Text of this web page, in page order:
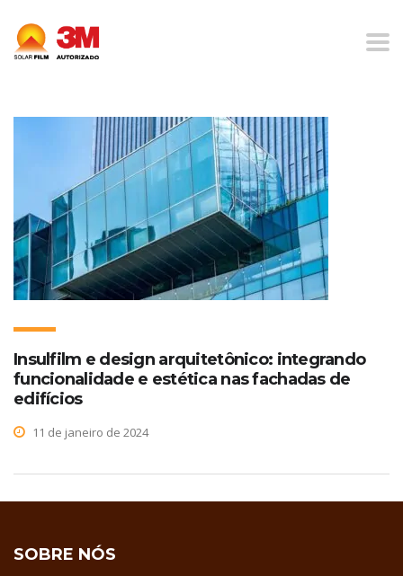
Home Blog
Insulfilm e design arquitetônico: integrando
funcionalidade e estética nas fachadas de
edifícios
11 de janeiro de 2024
SOBRE NÓS